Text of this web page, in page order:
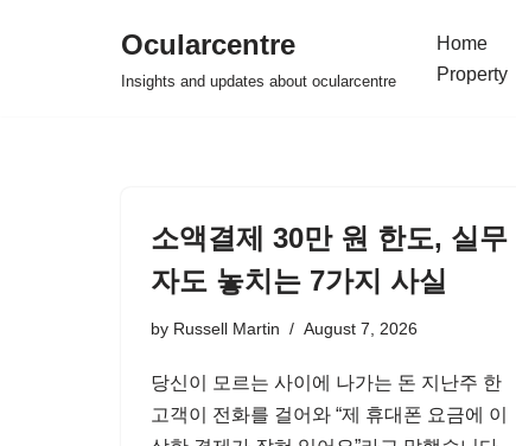
Ocularcentre
Insights and updates about ocularcentre
Home
Property
소액결제 30만 원 한도, 실무
자도 놓치는 7가지 사실
by Russell Martin August 7, 2026
당신이 모르는 사이에 나가는 돈 지난주 한
고객이 전화를 걸어와 “제 휴대폰 요금에 이